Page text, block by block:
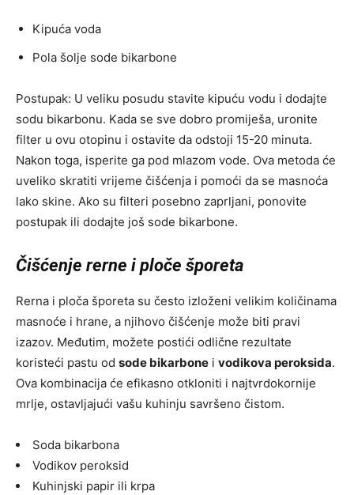
Kipuća voda
Pola šolje sode bikarbone
Postupak: U veliku posudu stavite kipuću vodu i dodajte
sodu bikarbonu. Kada se sve dobro promiješa, uronite
filter u ovu otopinu i ostavite da odstoji 15-20 minuta.
Nakon toga, isperite ga pod mlazom vode. Ova metoda će
uveliko skratiti vrijeme čišćenja i pomoći da se masnoća
lako skine. Ako su filteri posebno zaprljani, ponovite
postupak ili dodajte još sode bikarbone.
Čišćenje rerne i ploče šporeta
Rerna i ploča šporeta su često izloženi velikim količinama
masnoće i hrane, a njihovo čišćenje može biti pravi
izazov. Međutim, možete postići odlične rezultate
koristeći pastu od sode bikarbone i vodikova peroksida.
Ova kombinacija će efikasno otkloniti i najtvrdokornije
mrlje, ostavljajući vašu kuhinju savršeno čistom.
Soda bikarbona
Vodikov peroksid
Kuhinjski papir ili krpa